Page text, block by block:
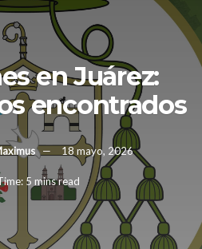
en Juárez:
encontrados
18 mayo, 2026
5 mins read